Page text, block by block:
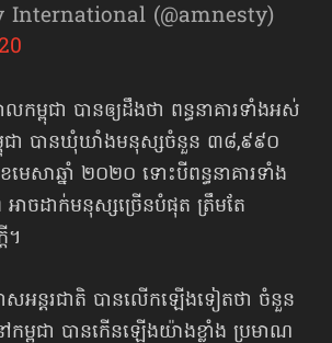
(@amnesty)
លកម្ពុជា បានឲ្យដឹងថា ពន្ធនាគារទាំងអស់
ជា បានឃុំឃាំងមនុស្សចំនួន ៣៨,៩៩០
មេសាឆ្នាំ ២០២០ ទោះបីពន្ធនាគារទាំង
ាចដាក់មនុស្សច្រើនបំផុត ត្រឹមតែ
។
សអន្តរជាតិ បានលើកឡើងទៀតថា ចំនួន
ៅកម្ពុជា បានកើនឡើងយ៉ាងខ្លាំង ប្រមាណ